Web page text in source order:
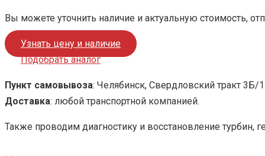
Вы можете уточнить наличие и актуальную стоимость,
Узнать цену и наличие
Подобрать аналог
Пункт самовывоза: Челябинск, Свердловский тракт 3Б/1
Доставка: любой транспортной компанией.
Также проводим диагностику и восстановление турбин,